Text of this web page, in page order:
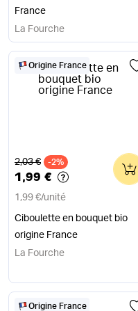
France
La Fourche
Origine France
Ancien prix
2,03 € -2%
1,99 €
1,99 €/unité
Ciboulette en bouquet bio
origine France
0
La Fourche
Origine France